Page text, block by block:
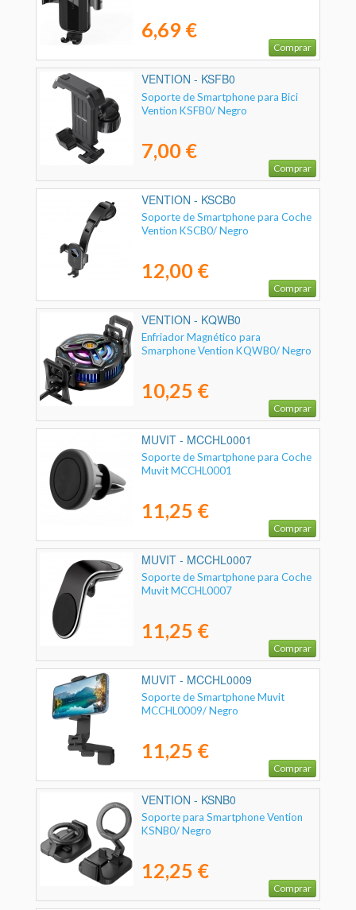
6,69 €
Comprar
VENTION - KSFB0
Soporte de Smartphone para Bici
Vention KSFB0/ Negro
7,00 €
Comprar
VENTION - KSCB0
Soporte de Smartphone para Coche
Vention KSCB0/ Negro
12,00 €
Comprar
VENTION - KQWB0
Enfriador Magnético para
Smarphone Vention KQWB0/ Negro
10,25 €
Comprar
MUVIT - MCCHL0001
Soporte de Smartphone para Coche
Muvit MCCHL0001
11,25 €
Comprar
MUVIT - MCCHL0007
Soporte de Smartphone para Coche
Muvit MCCHL0007
11,25 €
Comprar
MUVIT - MCCHL0009
Soporte de Smartphone Muvit
MCCHL0009/ Negro
11,25 €
Comprar
VENTION - KSNB0
Soporte para Smartphone Vention
KSNB0/ Negro
12,25 €
Comprar